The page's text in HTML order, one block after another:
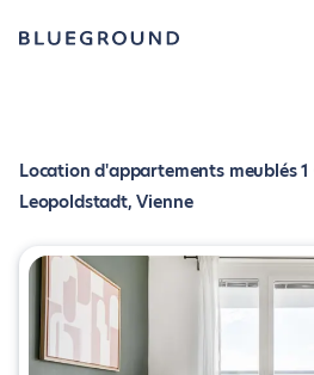
Location d'appartements meublés
Leopoldstadt, Vienne